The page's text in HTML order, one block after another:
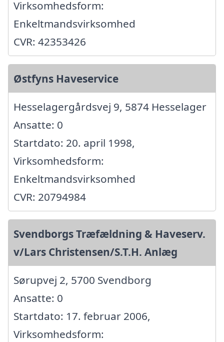
Virksomhedsform:
Enkeltmandsvirksomhed
CVR: 42353426
Østfyns Haveservice
Hesselagergårdsvej 9, 5874 Hesselager
Ansatte: 0
Startdato: 20. april 1998,
Virksomhedsform:
Enkeltmandsvirksomhed
CVR: 20794984
Svendborgs Træfældning & Haveserv.
v/Lars Christensen/S.T.H. Anlæg
Sørupvej 2, 5700 Svendborg
Ansatte: 0
Startdato: 17. februar 2006,
Virksomhedsform: